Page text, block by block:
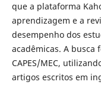
que a plataforma
aprendizagem e a
desempenho dos
acadêmicas. A busca
CAPES/MEC,
artigos escritos em